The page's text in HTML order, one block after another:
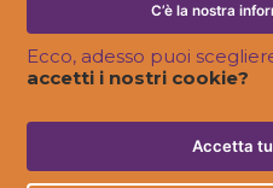
C’è la nostra
Ecco, adesso puoi
accetti i nostri cookie?
Accetta